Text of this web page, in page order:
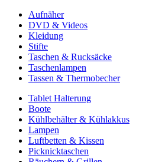
Aufnäher
DVD & Videos
Kleidung
Stifte
Taschen & Rucksäcke
Taschenlampen
Tassen & Thermobecher
Tablet Halterung
Boote
Kühlbehälter & Kühlakkus
Lampen
Luftbetten & Kissen
Picknicktaschen